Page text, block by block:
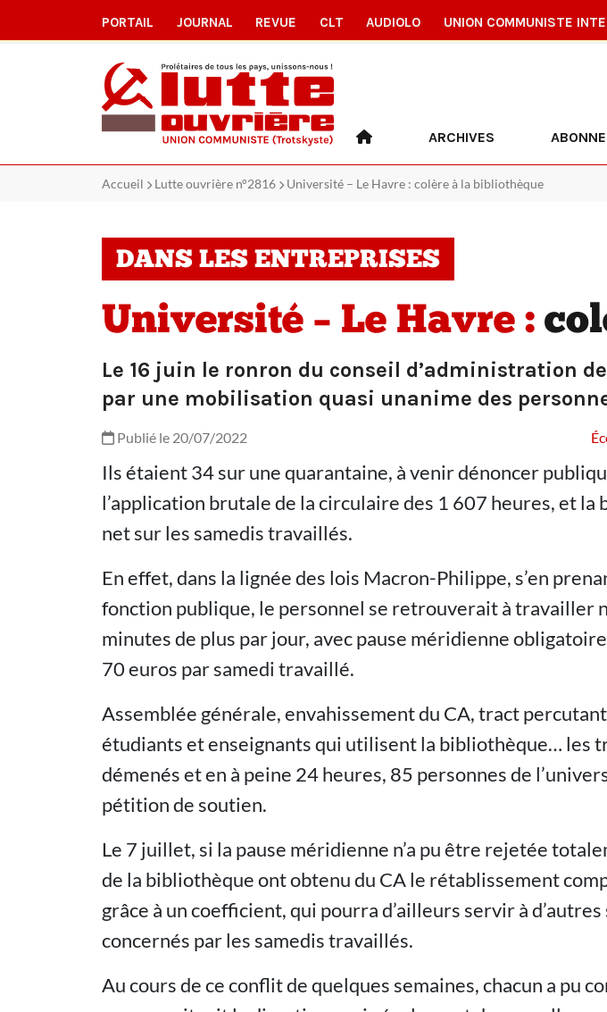
PORTAIL JOURNAL REVUE CLT AUDIOLO UNION COMMUNISTE
ARCHIVES
Accueil Lutte ouvrière n°2816 Université – Le Havre : colère à la bibliothèque
DANS LES ENTREPRISES
Université – Le Havre :
Le 16 juin le ronron du conseil d’administration
par une mobilisation quasi unanime des
Publié le 20/07/2022
Ils étaient 34 sur une quarantaine, à venir dénoncer
l’application brutale de la circulaire des 1 607 heures, et la
net sur les samedis travaillés.
En effet, dans la lignée des lois Macron-Philippe, s’en
fonction publique, le personnel se retrouverait à travailler
minutes de plus par jour, avec pause méridienne
70 euros par samedi travaillé.
Assemblée générale, envahissement du CA, tract
étudiants et enseignants qui utilisent la bibliothèque… les
démenés et en à peine 24 heures, 85 personnes de
pétition de soutien.
Le 7 juillet, si la pause méridienne n’a pu être rejetée
de la bibliothèque ont obtenu du CA le rétablissement
grâce à un coefficient, qui pourra d’ailleurs servir à
concernés par les samedis travaillés.
Au cours de ce conflit de quelques semaines, chacun a pu